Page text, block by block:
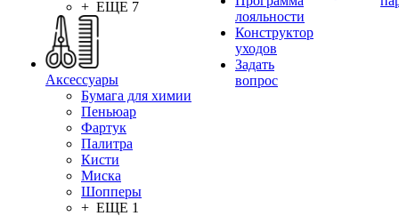
+ ЕЩЕ 7
Аксессуары
Бумага для химии
Пеньюар
Фартук
Палитра
Кисти
Миска
Шопперы
+ ЕЩЕ 1
лояльности
Конструктор
уходов
Задать
вопрос